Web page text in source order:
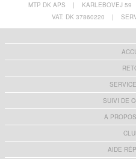
MTP DK APS | KARLEBOVEJ 59
VAT: DK 37860220
|
SUIVI DE
A
AIDE